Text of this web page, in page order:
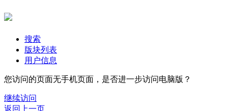
搜索
版块列表
用户信息
您访问的页面无手机页面，是否进一步访问电脑版？
继续访问
返回上一页